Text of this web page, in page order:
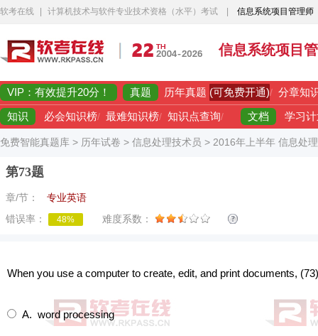
软考在线 计算机技术与软件专业技术资格（水平）考试 信息系统项目管理师
信息系统项目
VIP：有效提升20分！ 真题 历年真题 (可免费开通)/ 分章知
知识 必会知识榜/ 最难知识榜/ 知识点查询/ 文档 学习
免费智能真题库 > 历年试卷 > 信息处理技术员 > 2016年上半年 信息处
第73题
章/节：
专业英语
错误率：
48% 难度系数：
When you use a computer to create, edit, and print documents,
A. word processing